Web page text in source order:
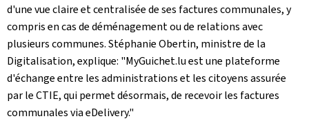
d'une vue claire et centralisée de ses factures communales, y
compris en cas de déménagement ou de relations avec
plusieurs communes. Stéphanie Obertin, ministre de la
Digitalisation, explique: "MyGuichet.lu est une plateforme
d'échange entre les administrations et les citoyens assurée
par le CTIE, qui permet désormais, de recevoir les factures
communales via eDelivery."